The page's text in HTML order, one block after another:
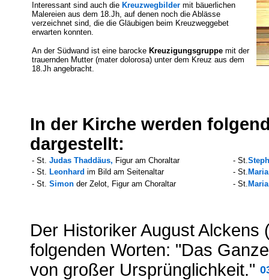
Interessant sind auch die Kreuzwegbilder mit bäuerlichen
Malereien aus dem 18.Jh, auf denen noch die Ablässe
verzeichnet sind, die die Gläubigen beim Kreuzweggebet
erwarten konnten.
An der Südwand ist eine barocke Kreuzigungsgruppe mit der
trauernden Mutter (mater dolorosa) unter dem Kreuz aus dem
18.Jh angebracht.
In der Kirche werden
dargestellt:
- St. Judas Thaddäus, Figur am Choraltar - St.
- St. Leonhard im Bild am Seitenaltar - St. Maria
- St. Simon der Zelot, Figur am Choraltar - St. Maria
Der Historiker August
folgenden Worten: "Das
von großer Ursprünglichkeit."